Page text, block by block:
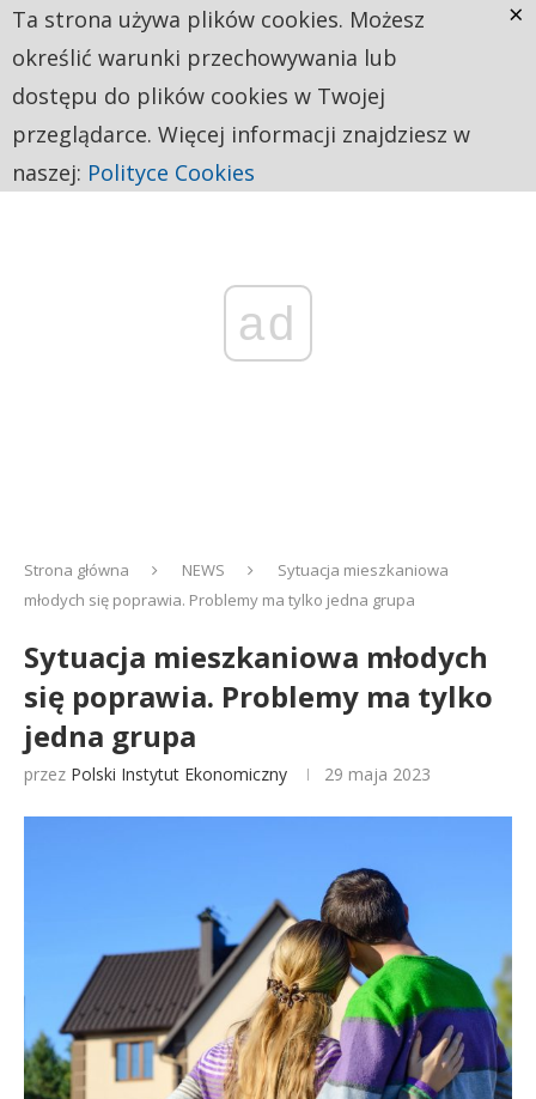
ad
Strona główna NEWS
Sytuacja mieszkaniowa
młodych się poprawia. Problemy ma tylko jedna grupa
Sytuacja mieszkaniowa młodych
się poprawia. Problemy ma tylko
jedna grupa
przez Polski Instytut Ekonomiczny 29 maja 2023
Ta strona używa plików cookies. Możesz
określić warunki przechowywania lub
dostępu do plików cookies w Twojej
przeglądarce. Więcej informacji znajdziesz w
naszej: Polityce Cookies
×